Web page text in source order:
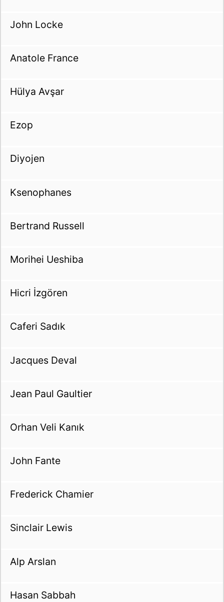
John Locke
Anatole France
Hülya Avşar
Ezop
Diyojen
Ksenophanes
Bertrand Russell
Morihei Ueshiba
Hicri İzgören
Caferi Sadık
Jacques Deval
Jean Paul Gaultier
Orhan Veli Kanık
John Fante
Frederick Chamier
Sinclair Lewis
Alp Arslan
Hasan Sabbah